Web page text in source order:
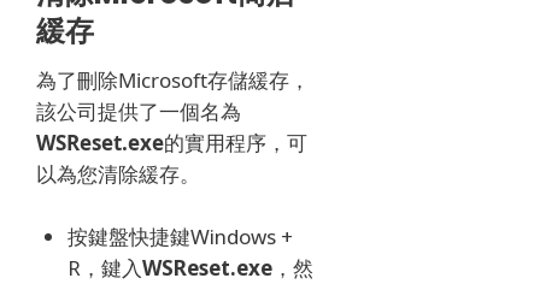
緩存
為了刪除Microsoft存儲緩存，
該公司提供了一個名為
WSReset.exe的實用程序 ，可
以為您清除緩存。
按鍵盤快捷鍵Windows +
R，鍵入WSReset.exe ，然